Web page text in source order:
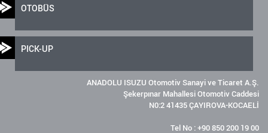
OTOBÜS
PICK-UP
ANADOLU ISUZU Otomotiv Sanayi ve Ticaret A.Ş.
Şekerpınar Mahallesi Otomotiv Caddesi
N0:2 41435 ÇAYIROVA-KOCAELİ
Tel No : +90 850 200 19 00